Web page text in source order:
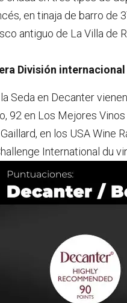
en tinaja de barro
antiguo de La Villa de
División
Seda en Decanter
92 en Los Mejores
en los USA
International du